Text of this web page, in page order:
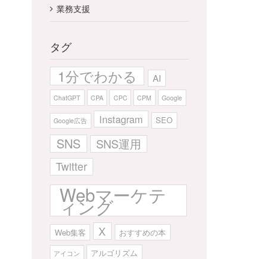
業務支援
タグ
1分でわかる AI
ChatGPT CPA CPC CPM Google
Google広告 Instagram SEO
SNS SNS運用
Twitter
Webマーケテ
ィング
Web集客 X おすすめの本
アイコン アルゴリズム